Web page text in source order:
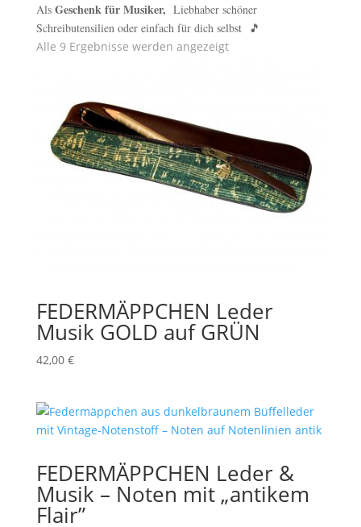
Als Geschenk für Musiker, Liebhaber schöner
Schreibutensilien oder einfach für dich selbst 🎵
Alle 9 Ergebnisse werden angezeigt
FEDERMÄPPCHEN Leder
Musik GOLD auf GRÜN
42,00 €
FEDERMÄPPCHEN Leder &
Musik – Noten mit „antikem
Flair”